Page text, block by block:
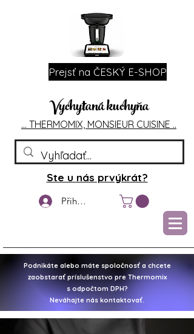
Vychytaná kuchyňa
... THERMOMIX, MONSIEUR CUISINE ..
Přihlášení
Prejsť na ČESKÝ E-SHOP
Ste u nás prvýkrát?
Podnikáte alebo máte spoločnosť a chcete
zaobstarať príslušenstvo pre Thermomix
s odpočtom DPH?
Neváhajte nás kontaktovať.